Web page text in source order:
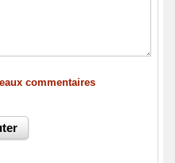
commentaires